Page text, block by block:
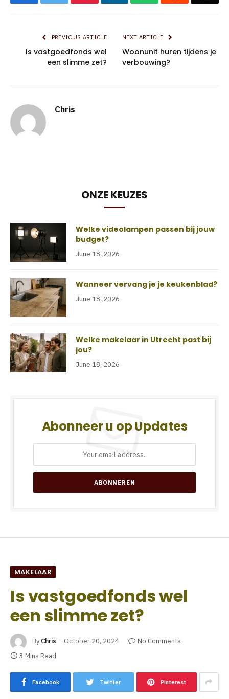
PREVIOUS ARTICLE
Is vastgoedfonds wel
een slimme zet?
NEXT ARTICLE
Woonunit huren tijdens je
verbouwing?
Chris
ONZE KEUZES
Welke videolampen passen bij jouw
budget?
June 18, 2026
Wanneer vervang je je keukenblad?
June 18, 2026
Welke makelaar in Utrecht past bij
jou?
June 18, 2026
Abonneer u op Updates
MAKELAAR
Is vastgoedfonds wel
een slimme zet?
By Chris October 20, 2024
No Comments
3 Mins Read
Facebook Twitter Pinterest